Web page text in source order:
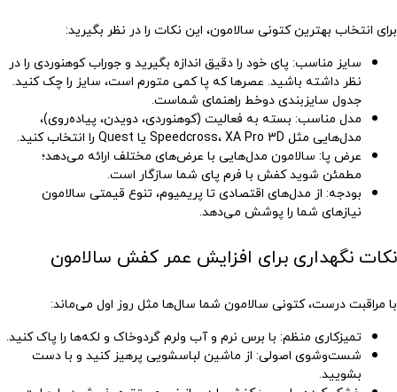
برای انتخاب بهترین کتونی سالامون، این نکات را در نظر بگیرید:
سایز مناسب: پای خود را دقیق اندازه بگیرید و جوراب کوهنوردی را در
نظر داشته باشید. عصرها که پا کمی متورم است، سایز را چک کنید.
جدول سایزبندی دوخط راهنمای شماست.
مدل مناسب: بسته به فعالیت (کوهنوردی، دویدن، پیاده‌روی)،
مدل‌هایی مثل Speedcross، XA Pro 3D یا Quest را انتخاب کنید.
عرض پا: سالامون مدل‌هایی با عرض‌های مختلف ارائه می‌دهد؛
مطمئن شوید کفش با فرم پای شما سازگار است.
بودجه: از مدل‌های اقتصادی تا پریمیوم، تنوع قیمتی سالامون
نیازهای شما را پوشش می‌دهد.
نکات نگهداری برای افزایش عمر کفش سالامون
با مراقبت درست، کتونی سالامون شما سال‌ها مثل روز اول می‌ماند:
تمیزکاری منظم: با برس نرم و آب ولرم گردوخاک و لکه‌ها را پاک کنید.
شست‌وشوی اصولی: از ماشین لباسشویی پرهیز کنید و با دست
بشویید.